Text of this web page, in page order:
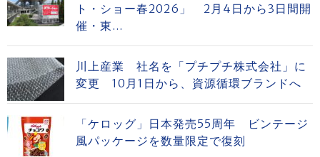
ト・ショー春2026」 2月4日から3日間開
催・東...
川上産業 社名を「プチプチ株式会社」に
変更 10月1日から、資源循環ブランドへ
「ケロッグ」日本発売55周年 ビンテージ
風パッケージを数量限定で復刻